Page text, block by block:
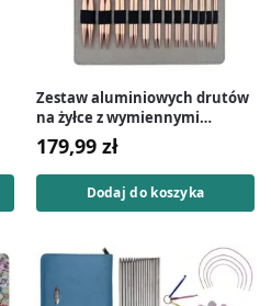
Zestaw aluminiowych drutów
na żyłce z wymiennymi
końcówkami 3-10 mm
179,99 zł
Dodaj do koszyka